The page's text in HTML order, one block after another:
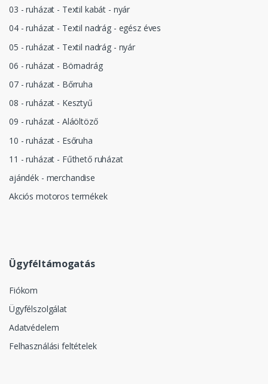
03 - ruházat - Textil kabát - nyár
04 - ruházat - Textil nadrág - egész éves
05 - ruházat - Textil nadrág - nyár
06 - ruházat - Börnadrág
07 - ruházat - Bőrruha
08 - ruházat - Kesztyű
09 - ruházat - Aláöltöző
10 - ruházat - Esőruha
11 - ruházat - Fűthető ruházat
ajándék - merchandise
Akciós motoros termékek
Ügyféltámogatás
Fiókom
Ügyfélszolgálat
Adatvédelem
Felhasználási feltételek